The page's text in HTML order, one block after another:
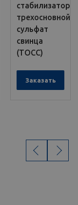
стабилизатор
трехосновной
сульфат
свинца
(ТОСС)
Заказать
‹ ›